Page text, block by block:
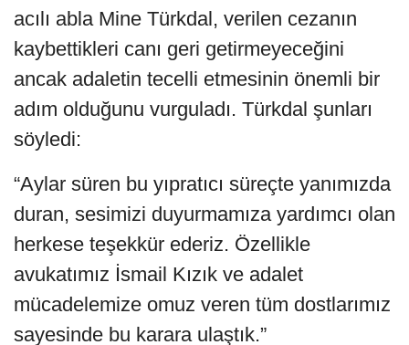
acılı abla Mine Türkdal, verilen cezanın
kaybettikleri canı geri getirmeyeceğini
ancak adaletin tecelli etmesinin önemli bir
adım olduğunu vurguladı. Türkdal şunları
söyledi:
“Aylar süren bu yıpratıcı süreçte yanımızda
duran, sesimizi duyurmamıza yardımcı olan
herkese teşekkür ederiz. Özellikle
avukatımız İsmail Kızık ve adalet
mücadelemize omuz veren tüm dostlarımız
sayesinde bu karara ulaştık.”